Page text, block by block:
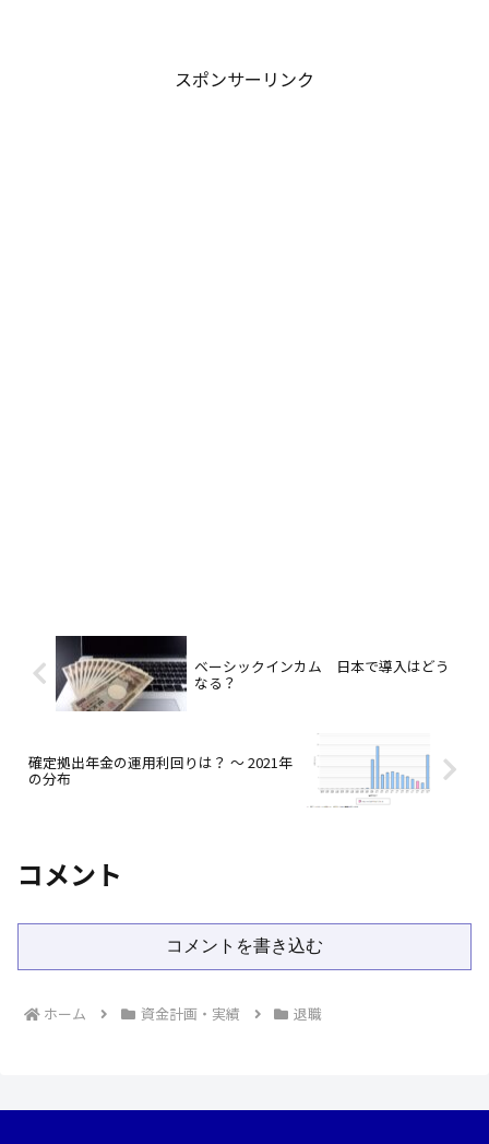
スポンサーリンク
ベーシックインカム 日本で導入はどう
なる？
確定拠出年金の運用利回りは？ ～ 2021年
の分布
コメント
コメントを書き込む
ホーム 資金計画・実績 退職